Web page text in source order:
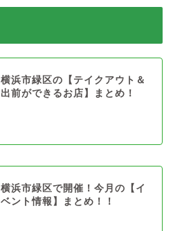
横浜市緑区の【テイクアウト＆
出前ができるお店】まとめ！
横浜市緑区で開催！今月の【イ
ベント情報】まとめ！！